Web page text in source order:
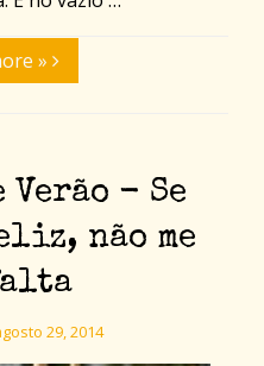
»
Verão - Se
não me
29, 2014